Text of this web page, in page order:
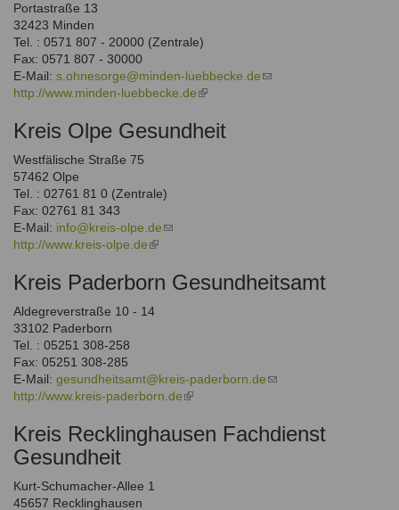
Portastraße 13
32423 Minden
Tel. : 0571 807 - 20000 (Zentrale)
Fax: 0571 807 - 30000
E-Mail: s.ohnesorge@minden-luebbecke.de(link
http://www.minden-luebbecke.de(link
external)
Kreis Olpe Gesundheit
Westfälische Straße 75
57462 Olpe
Tel. : 02761 81 0 (Zentrale)
Fax: 02761 81 343
E-Mail: info@kreis-olpe.de(link
mail)
http://www.kreis-olpe.de(link
external)
Kreis Paderborn Gesundheitsamt
Aldegreverstraße 10 - 14
33102 Paderborn
Tel. : 05251 308-258
Fax: 05251 308-285
E-Mail: gesundheitsamt@kreis-paderborn.de(link
mail)
http://www.kreis-paderborn.de(link
external)
Kreis Recklinghausen Fachdienst
Gesundheit
Kurt-Schumacher-Allee 1
45657 Recklinghausen